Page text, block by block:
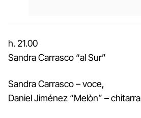
h. 21.00
Sandra Carrasco “al Sur”
Sandra Carrasco – voce,
Daniel Jiménez “Melòn” – chitarra